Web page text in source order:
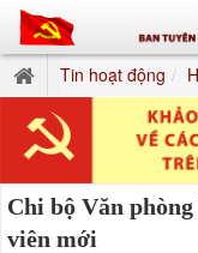
Tin hoạt động
Chi bộ Văn
viên mới